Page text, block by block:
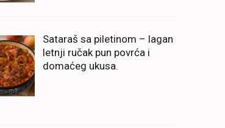
Sataraš sa piletinom – lagan
letnji ručak pun povrća i
domaćeg ukusa.